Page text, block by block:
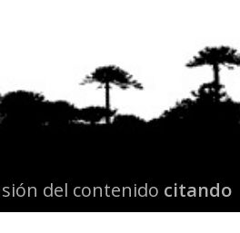
del contenido citando